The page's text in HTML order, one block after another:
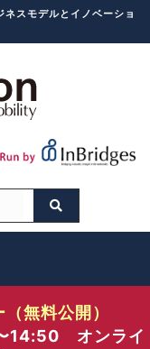
スモデルとイノベーショ
無料公開）
14:50 オンライ